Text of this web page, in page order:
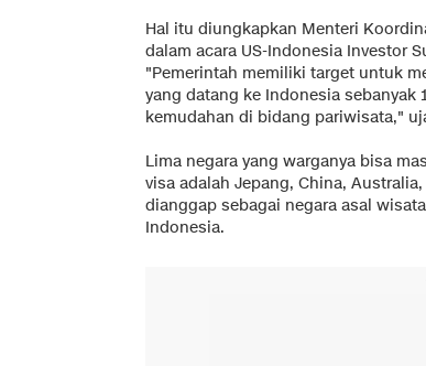
Hal itu diungkapkan Menteri
dalam acara US-Indonesia Investor
"Pemerintah memiliki target untuk
yang datang ke Indonesia
kemudahan di bidang pariwisata,"
Lima negara yang warganya bisa
visa adalah Jepang, China,
dianggap sebagai negara asal
Indonesia.